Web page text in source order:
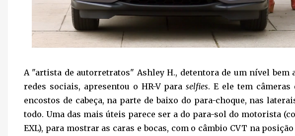
A "artista de autorretratos" Ashley H., detentora de um nível bem
redes sociais, apresentou o HR-V paraselfies. E ele tem câmeras
encostos de cabeça, na parte de baixo do para-choque, nas
todo. Uma das mais úteis parece ser a do para-sol do motorista
EXL), para mostrar as caras e bocas, com o câmbio CVT na